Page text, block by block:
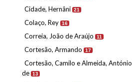
Cidade, Hernâni 21
Colaço, Rey 16
Correia, João de Araújo 11
Cortesão, Armando 17
Cortesão, Camilo e Almeida, António
de 13